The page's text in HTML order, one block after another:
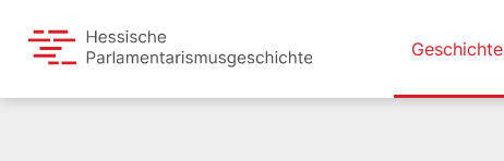
Geschichte